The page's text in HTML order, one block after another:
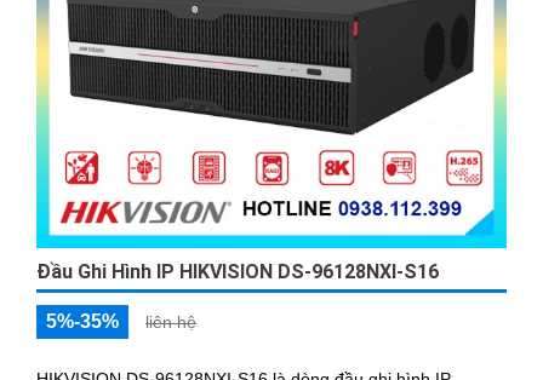
Đầu Ghi Hình IP HIKVISION DS-96128NXI-S16
5%-35% liên hệ